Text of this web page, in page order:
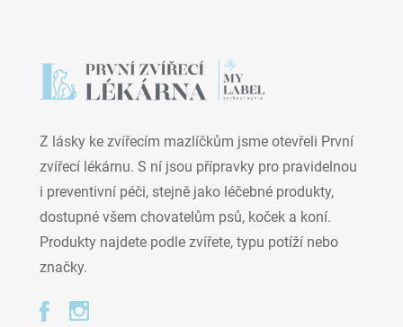
Z lásky ke zvířecím mazlíčkům jsme otevřeli První
zvířecí lékárnu. S ní jsou přípravky pro pravidelnou
i preventivní péči, stejně jako léčebné produkty,
dostupné všem chovatelům psů, koček a koní.
Produkty najdete podle zvířete, typu potíží nebo
značky.